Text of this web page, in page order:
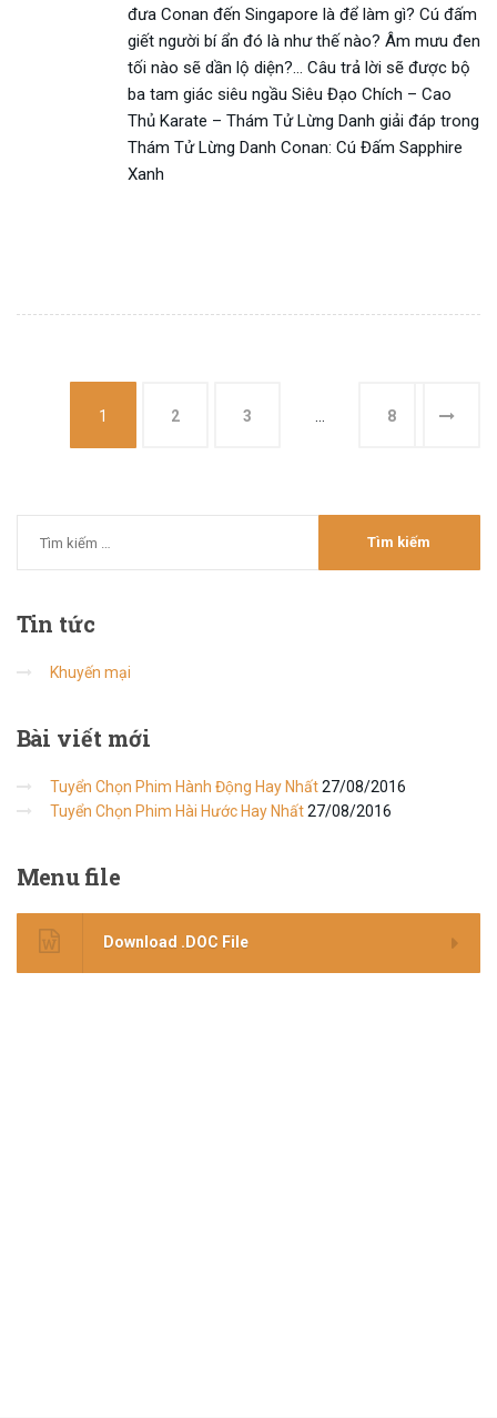
đưa Conan đến Singapore là để làm gì? Cú đấm
giết người bí ẩn đó là như thế nào? Âm mưu đen
tối nào sẽ dần lộ diện?… Câu trả lời sẽ được bộ
ba tam giác siêu ngầu Siêu Đạo Chích – Cao
Thủ Karate – Thám Tử Lừng Danh giải đáp trong
Thám Tử Lừng Danh Conan: Cú Đấm Sapphire
Xanh
1 2 3 8
Tin tức
Khuyến mại
Bài viết mới
Tuyển Chọn Phim Hành Động Hay Nhất27/08/2016
Tuyển Chọn Phim Hài Hước Hay Nhất27/08/2016
Menufile
Download .DOC File